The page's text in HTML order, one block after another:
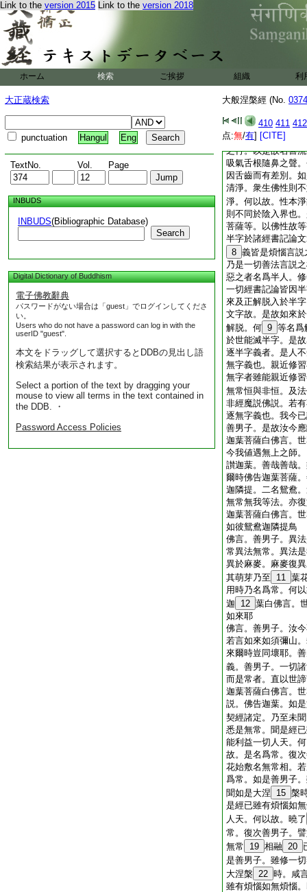
Link to the version 2015 Link to the version 2018
ホーム 検索 ご挨拶 組織 利
大正蔵検索
punctuation Hangul Eng
TextNo. Vol. Page
INBUDS
INBUDS(Bibliographic Database)
Search
Digital Dictionary of Buddhism
電子佛教辭典
パスワードがない場合は「guest」でログインしてくださ
い。
Users who do not have a password can log in with the
userID "guest".
本文をドラッグして選択するとDDBの見出し語
検索結果が表示されます。
Select a portion of the text by dragging your
mouse to view all terms in the text contained in
the DDB. ・
Password Access Policies
大般涅槃經 (No.
410 411 412
点:無/有] [CITE]
大乘經典。是故名
法令心歡喜。是故
世尊離一切行。怪
來祕藏。是故名＊
順世間有父母妻子
魯流盧樓。如是四
現壞僧。化作種種
了達不應。於此而生
之行。以是故名魯
吸氣舌根隨鼻之聲
因舌齒而有差別。
清淨。衆生佛性則
淨。何以故。性本
則不同於陰入界也
菩薩等。以佛性故
半字於諸經書記論
8 義皆是煩惱言
乃是一切善法言説
惡之者名爲半人。
一切經書記論皆因
來及正解脱入於半
文字故。是故如來
解脱。何 9 等名爲
於世能滅半字。是
逐半字義者。是人
無字義也。親近修
無字者雖能親近修
無常恒與非恒。及
非經魔説佛説。若
逐無字義也。我今
善男子。是故汝今
迦葉菩薩白佛言。
今我値遇無上之師
讃迦葉。善哉善哉
爾時佛告迦葉菩薩
迦隣提。二名鴛鴦
無常無我等法。亦
迦葉菩薩白佛言。
如彼鴛鴦迦隣提鳥
佛言。善男子。異
常異法無常。異法
異於麻麥。麻麥復
其萌芽乃至
11 葉
用時乃名爲常。何
迦
12 葉白佛言。
如來耶
佛言。善男子。汝
若言如來如須彌山
來爾時豈同壞耶。
義。善男子。一切
而是常者。直以世
迦葉菩薩白佛言。
説。佛告迦葉。如
契經諸定。乃至未
悉是無常。聞是經
能利益一切人天。
故。是名爲常。復
花始敷名無常相。
爲常。如是善男子
聞如是大涅
15 槃
是經已雖有煩惱如
人天。何以故。曉了
常。復次善男子。
無常
19 相融 20
是善男子。雖修一
大涅槃 22 時。咸
雖有煩惱如無煩惱